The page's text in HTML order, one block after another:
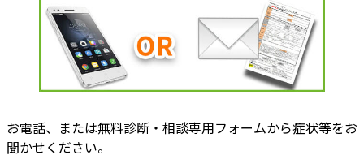
お電話、または無料診断・相談専用フォームから症状等をお
聞かせください。